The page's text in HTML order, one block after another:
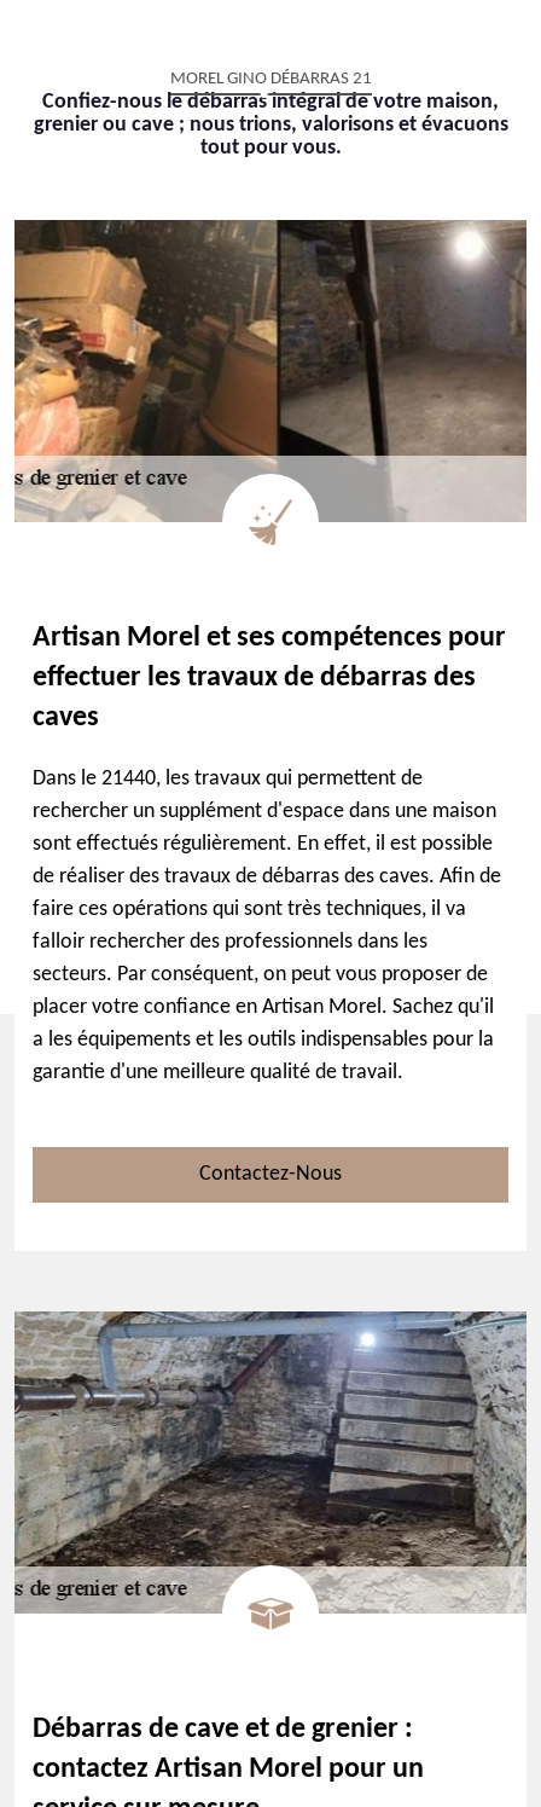
MOREL GINO DÉBARRAS 21
Confiez-nous le débarras intégral de votre maison,
grenier ou cave ; nous trions, valorisons et évacuons
tout pour vous.
Artisan Morel et ses compétences pour
effectuer les travaux de débarras des
caves
Dans le 21440, les travaux qui permettent de
rechercher un supplément d'espace dans une maison
sont effectués régulièrement. En effet, il est possible
de réaliser des travaux de débarras des caves. Afin de
faire ces opérations qui sont très techniques, il va
falloir rechercher des professionnels dans les
secteurs. Par conséquent, on peut vous proposer de
placer votre confiance en Artisan Morel. Sachez qu'il
a les équipements et les outils indispensables pour la
garantie d'une meilleure qualité de travail.
Contactez-Nous
Débarras de cave et de grenier :
contactez Artisan Morel pour un